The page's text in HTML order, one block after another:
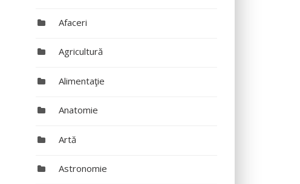
Afaceri
Agricultură
Alimentaţie
Anatomie
Artă
Astronomie